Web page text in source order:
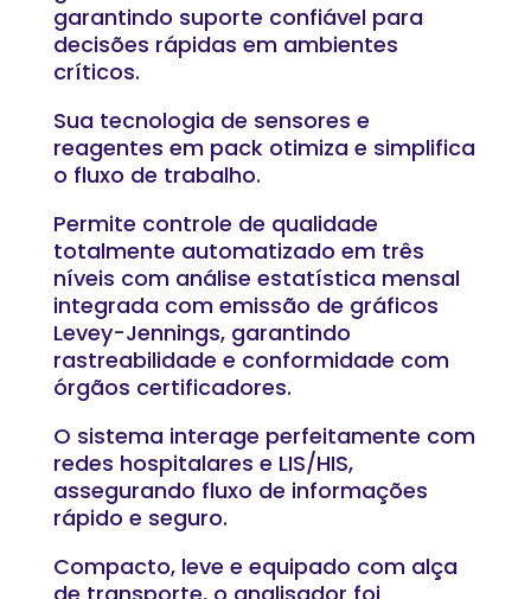
garantindo suporte confiável para
decisões rápidas em ambientes
críticos.
Sua tecnologia de sensores e
reagentes em pack otimiza e simplifica
o fluxo de trabalho.
Permite controle de qualidade
totalmente automatizado em três
níveis com análise estatística mensal
integrada com emissão de gráficos
Levey-Jennings, garantindo
rastreabilidade e conformidade com
órgãos certificadores.
O sistema interage perfeitamente com
redes hospitalares e LIS/HIS,
assegurando fluxo de informações
rápido e seguro.
Compacto, leve e equipado com alça